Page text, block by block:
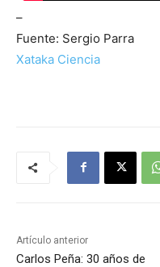
–
Fuente: Sergio Parra
Xataka Ciencia
Artículo anterior
Carlos Peña: 30 años de